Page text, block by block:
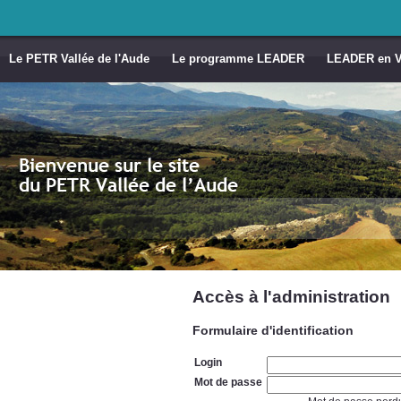
Le PETR Vallée de l'Aude Le programme LEADER LEADER en
Accès à l'administration
Formulaire d'identification
Login
Mot de passe